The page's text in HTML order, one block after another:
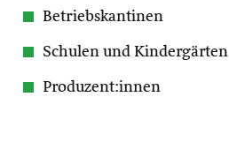
Betriebskantinen
Schulen und Kindergärten
Produzent:innen